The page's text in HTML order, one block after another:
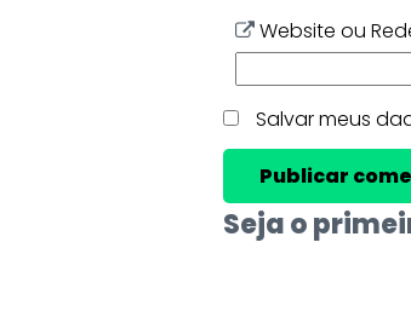
Website ou
Salvar meus
Seja o